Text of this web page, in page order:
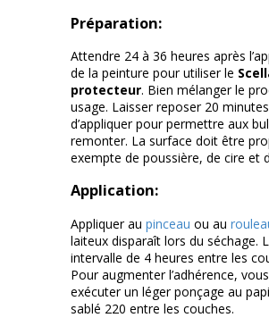
Préparation:
Attendre 24 à 36 heures après
de la peinture pour utiliser le
protecteur. Bien mélanger le
usage. Laisser reposer 20
d’appliquer pour permettre aux
remonter. La surface doit être
exempte de poussière, de cire et
Application:
Appliquer au pinceau ou au
laiteux disparaît lors du séchage.
intervalle de 4 heures entre les
Pour augmenter l’adhérence,
exécuter un léger ponçage au
sablé 220 entre les couches.